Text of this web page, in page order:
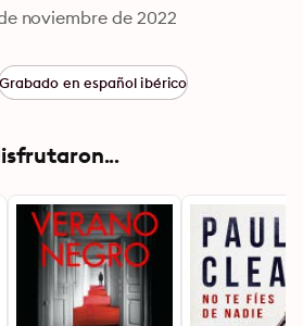
noviembre de 2022
en español ibérico